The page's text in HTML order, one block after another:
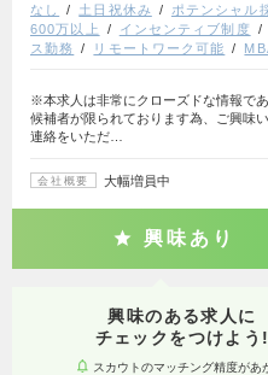
なし
土日祝休み ポテンシャル
600万以上
インセンティブ制度
ス勤務
リモートワーク可能
※本求人は非常にクローズドな情報で
候補者が限られております為、ご興味
連絡をいただ…
会社概要 大幅増員中
興味あり
興味のある求人に
チェックをつけよう!
スカウトのマッチング精度があ